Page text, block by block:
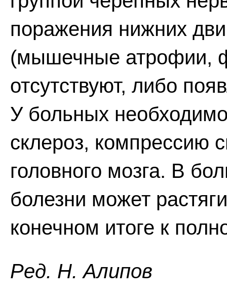
поражения нижних
(мышечные атрофии,
отсутствуют, либо
У больных
склероз, компрессию
головного мозга. В
болезни может
конечном итоге к
Ред. Н. Алипов